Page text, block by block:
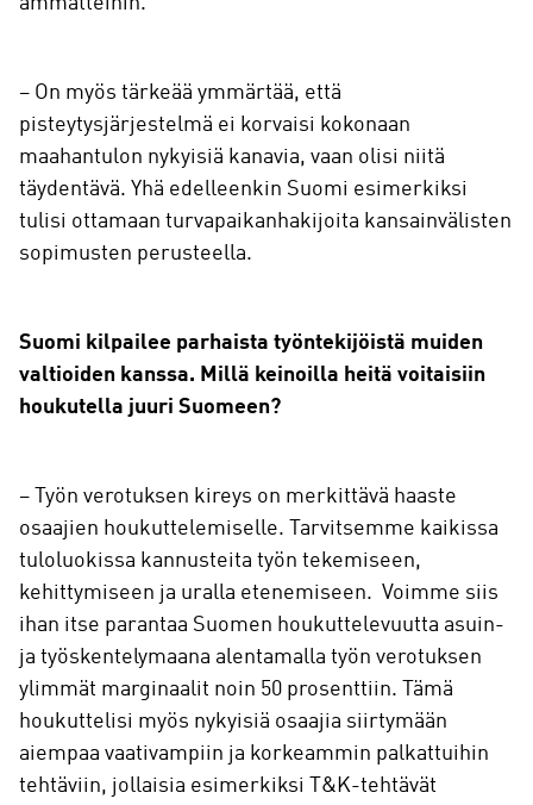
– On myös tärkeää ymmärtää, että
pisteytysjärjestelmä ei korvaisi kokonaan
maahantulon nykyisiä kanavia, vaan olisi niitä
täydentävä. Yhä edelleenkin Suomi esimerkiksi
tulisi ottamaan turvapaikanhakijoita kansainvälisten
sopimusten perusteella.
Suomi kilpailee parhaista työntekijöistä muiden
valtioiden kanssa. Millä keinoilla heitä voitaisiin
houkutella juuri Suomeen?
– Työn verotuksen kireys on merkittävä haaste
osaajien houkuttelemiselle. Tarvitsemme kaikissa
tuloluokissa kannusteita työn tekemiseen,
kehittymiseen ja uralla etenemiseen. Voimme siis
ihan itse parantaa Suomen houkuttelevuutta asuin-
ja työskentelymaana alentamalla työn verotuksen
ylimmät marginaalit noin 50 prosenttiin. Tämä
houkuttelisi myös nykyisiä osaajia siirtymään
aiempaa vaativampiin ja korkeammin palkattuihin
tehtäviin, jollaisia esimerkiksi T&K-tehtävät